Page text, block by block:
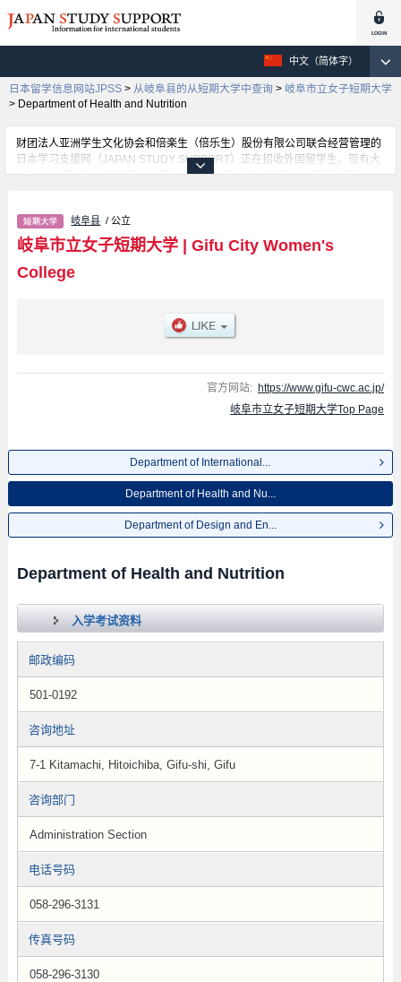
中文（简体字）
日本留学信息网站JPSS > 从岐阜县的从短期大学中查询 > 岐阜市立女子短期大学
> Department of Health and Nutrition
财团法人亚洲学生文化协会和倍楽生（倍乐生）股份有限公司联合经营管理的
日本学习支援网（JAPAN STUDY SUPPORT）正在招收外国留学生。现有大
约1300个学校的大学学部、大学院、短大、专门学校的招生信息正登载于此
International Communication 学部、Department of Health and Nutrition 学
部、Department of Design and Environment 学部等各学部的不同信息。招收
名额、合格人数等考试信息，以及设施介绍、联系方式等外国留学生必要的信
息都登载于此，请务必查阅和利用此网。
岐阜县 / 公立
岐阜市立女子短期大学| Gifu City Women's
College
官方网站: https://www.gifu-cwc.ac.jp/
岐阜市立女子短期大学Top Page
Department of International...
Department of Health and Nu...
Department of Design and En...
Department of Health and Nutrition
入学考试资料
邮政编码
501-0192
咨询地址
7-1 Kitamachi, Hitoichiba, Gifu-shi, Gifu
咨询部门
Administration Section
电话号码
058-296-3131
传真号码
058-296-3130